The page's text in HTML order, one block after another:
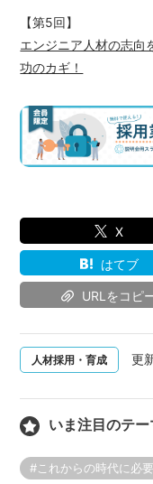
【第5回】
エンジニア人材の志向
功のカギ！
X
はてブ
URLをコピ
人材採用・育成 更
いま注目のテー
#これからの時代に必